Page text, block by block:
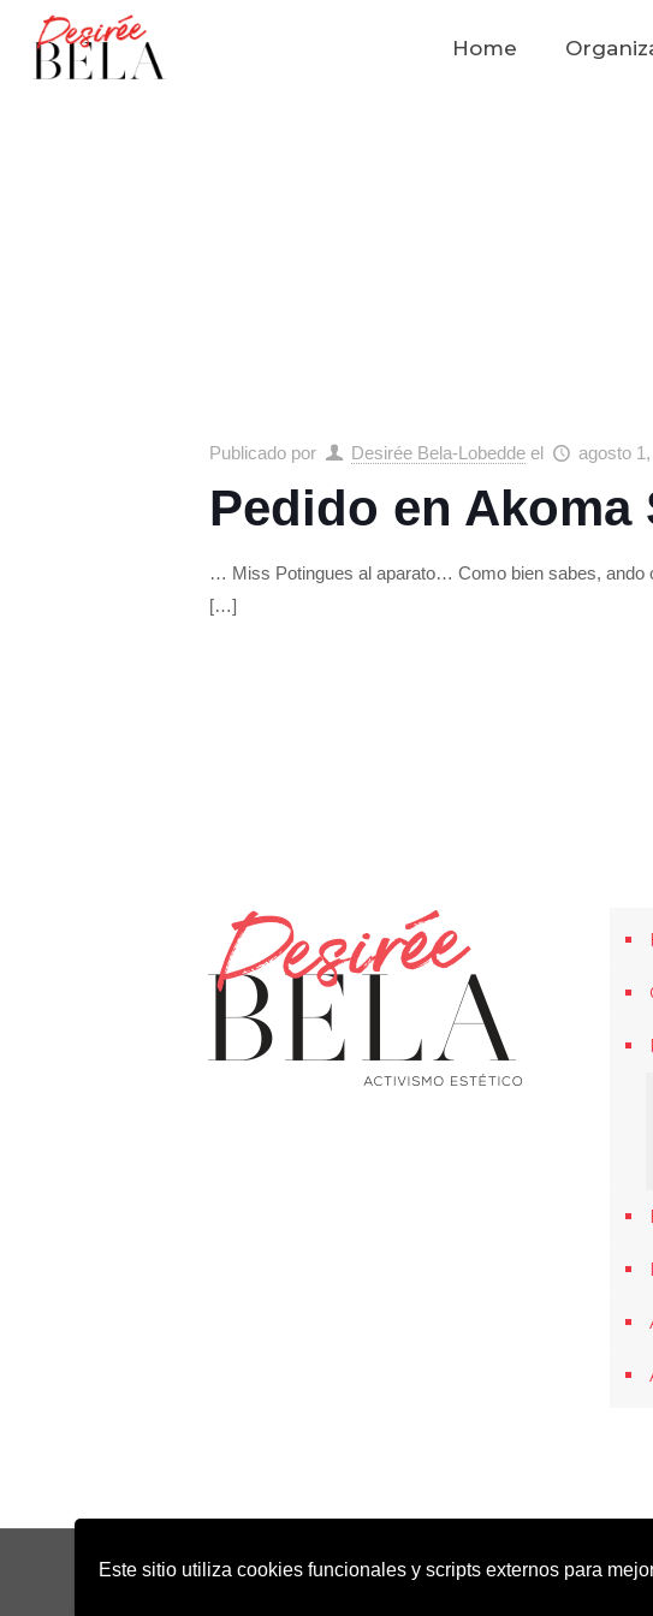
Este sitio utiliza cookies funcionales y scripts externos para
Home
Publicado por Desirée Bela-Lobedde el agosto
Pedido en Akoma
… Miss Potingues al aparato… Como bien sabes, ando
[…]
Copyright 2022 - Desirée Bela-Lobedde